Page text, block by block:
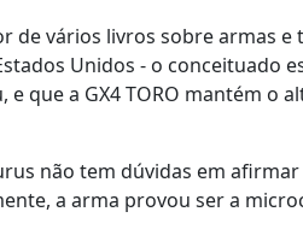
de vários livros sobre armas
Unidos - o conceituado
que a GX4 TORO mantém o
não tem dúvidas em
a arma provou ser a